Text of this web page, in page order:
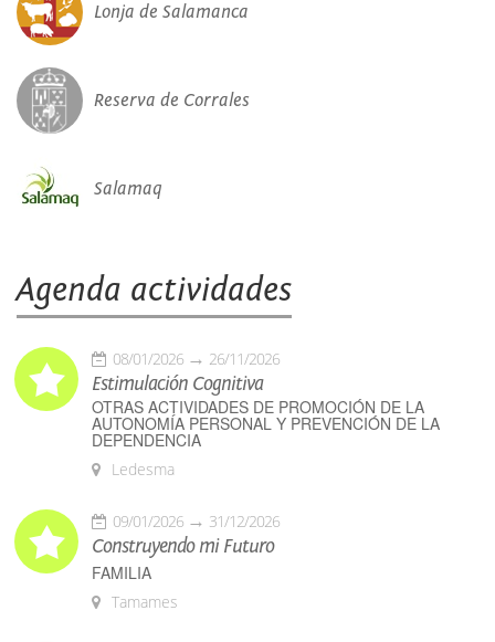
Lonja de Salamanca
Reserva de Corrales
Salamaq
Agenda actividades
08/01/2026 26/11/2026
Estimulación Cognitiva
OTRAS ACTIVIDADES DE PROMOCIÓN DE LA
AUTONOMÍA PERSONAL Y PREVENCIÓN DE LA
DEPENDENCIA
Ledesma
09/01/2026 31/12/2026
Construyendo mi Futuro
FAMILIA
Tamames